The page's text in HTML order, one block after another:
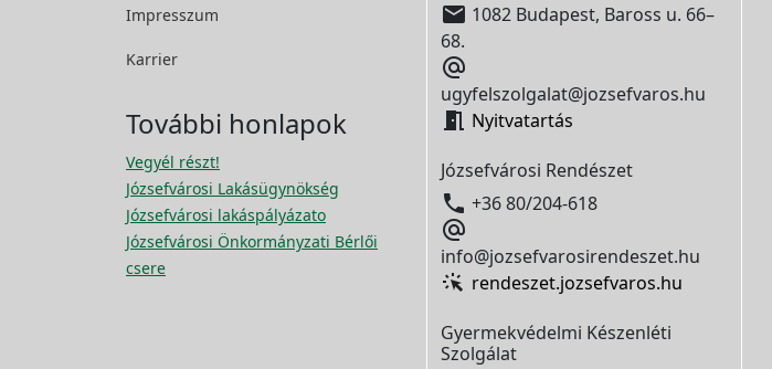
Impresszum
Karrier
További honlapok
Vegyél részt!
Józsefvárosi Lakásügynökség
Józsefvárosi lakáspályázato
Józsefvárosi Önkormányzati Bérlői
csere
 1082 Budapest, Baross u. 66–
68.

ugyfelszolgalat@jozsefvaros.hu
 Nyitvatartás
Józsefvárosi Rendészet
 +36 80/204-618

info@jozsefvarosirendeszet.hu
rendeszet.jozsefvaros.hu
Gyermekvédelmi Készenléti
Szolgálat